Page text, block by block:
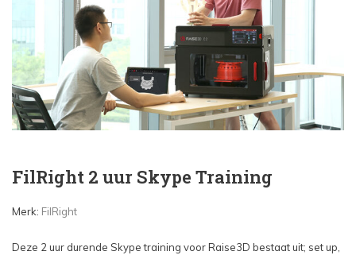
FilRight 2 uur Skype Training
Merk: FilRight
Deze 2 uur durende Skype training voor Raise3D bestaat uit; set up,